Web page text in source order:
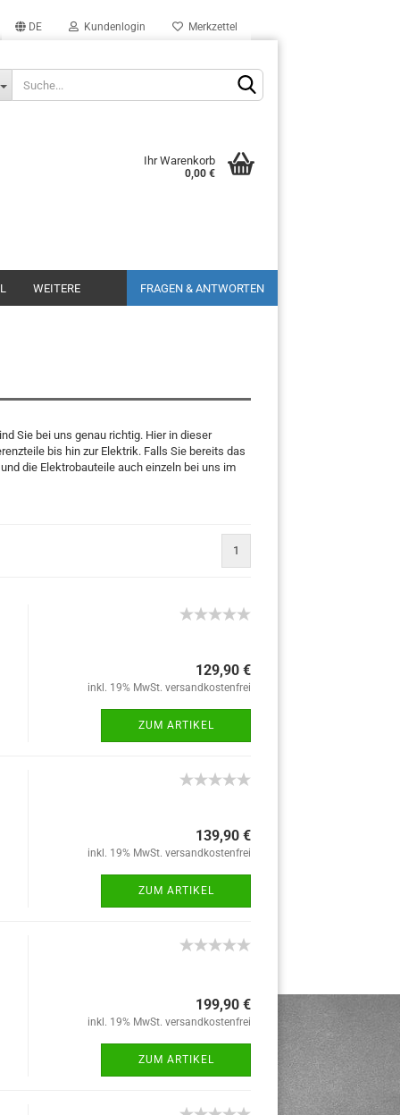
DE Kundenlogin Merkzettel
Ihr Warenkorb
0,00 €
FRAGEN & ANTWORTEN
WEITERE
Sie bei uns genau richtig. Hier in dieser
bis hin zur Elektrik. Falls Sie bereits das
die Elektrobauteile auch einzeln bei uns im
1
129,90 €
inkl. 19% MwSt. versandkostenfrei
ZUM ARTIKEL
139,90 €
inkl. 19% MwSt. versandkostenfrei
ZUM ARTIKEL
199,90 €
inkl. 19% MwSt. versandkostenfrei
ZUM ARTIKEL